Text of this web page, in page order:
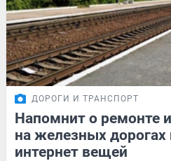
ДОРОГИ И ТРАНСПОРТ
Напомнит о ремонте
на железных
интернет вещей